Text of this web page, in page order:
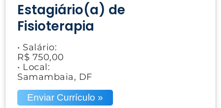
Estagiário(a) de
Fisioterapia
• Salário:
R$ 750,00
• Local:
Samambaia, DF
Enviar Currículo »